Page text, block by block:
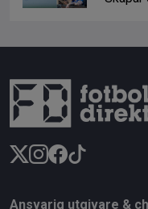
Ansvarig utgivare &